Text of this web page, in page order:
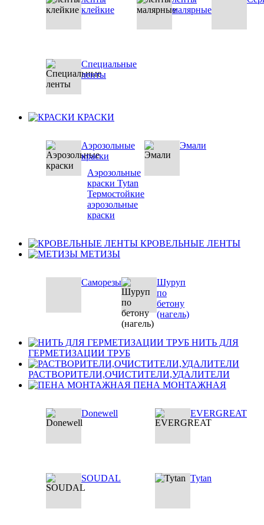
клейкие
малярные
Специальные
ленты
КРАСКИ
Аэрозольные
краски
Аэрозольные
краски Tytan
Термостойкие
аэрозольные
краски
Эмали
КРОВЕЛЬНЫЕ ЛЕНТЫ
МЕТИЗЫ
Саморезы
Шуруп
по
бетону
(нагель)
НИТЬ ДЛЯ
ГЕРМЕТИЗАЦИИ ТРУБ
РАСТВОРИТЕЛИ,ОЧИСТИТЕЛИ,УДАЛИТЕЛИ
ПЕНА МОНТАЖНАЯ
Donewell EVERGREAT
SOUDAL Tytan